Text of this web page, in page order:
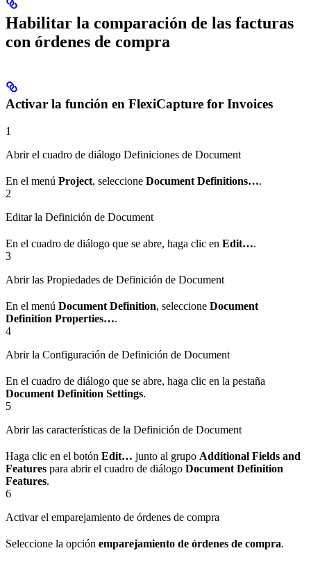
Habilitar la comparación de las facturas
con órdenes de compra
Activar la función en FlexiCapture for Invoices
1
Abrir el cuadro de diálogo Definiciones de Document
En el menú Project, seleccione Document Definitions….
2
Editar la Definición de Document
En el cuadro de diálogo que se abre, haga clic en Edit….
3
Abrir las Propiedades de Definición de Document
En el menú Document Definition, seleccione Document
Definition Properties….
4
Abrir la Configuración de Definición de Document
En el cuadro de diálogo que se abre, haga clic en la pestaña
Document Definition Settings.
5
Abrir las características de la Definición de Document
Haga clic en el botón Edit… junto al grupo Additional Fields and
Features para abrir el cuadro de diálogo Document Definition
Features.
6
Activar el emparejamiento de órdenes de compra
Seleccione la opción emparejamiento de órdenes de compra.